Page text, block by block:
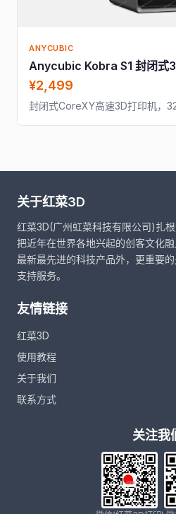
ANYCUBIC
Anycubic Kobra S1 封闭式
¥2,499
封闭式CoreXY高速3D打印机，
关于红菜3D
红菜3D(广州虹菜科技有限公司)扎
把近年在世界各地兴起的创客文化
最新最先进的科技产品外，更重要
支持服务。
友情链接
红菜3D
使用教程
关于我们
联系方式
关注我